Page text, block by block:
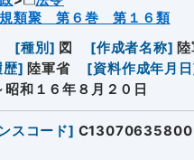
規類聚 第６巻 第１６類
[種別 ] 図 [作成者名称]
] 陸軍省 [資料作成年月日
昭和１６年８月２０日
スコード] C13070635800